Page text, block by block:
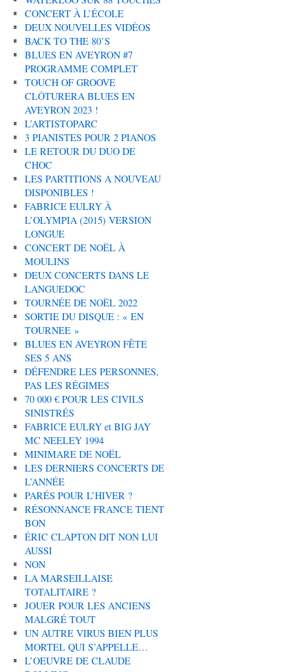
CONCERT À L’ÉCOLE
DEUX NOUVELLES VIDÉOS
BACK TO THE 80’S
BLUES EN AVEYRON #7
PROGRAMME COMPLET
TOUCH OF GROOVE
CLÔTURERA BLUES EN
AVEYRON 2023 !
L’ARTISTOPARC
3 PIANISTES POUR 2 PIANOS
LE RETOUR DU DUO DE
CHOC
LES PARTITIONS A NOUVEAU
DISPONIBLES !
FABRICE EULRY À
L’OLYMPIA (2015) VERSION
LONGUE
CONCERT DE NOËL À
MOULINS
DEUX CONCERTS DANS LE
LANGUEDOC
TOURNÉE DE NOËL 2022
SORTIE DU DISQUE : « EN
TOURNEE »
BLUES EN AVEYRON FÊTE
SES 5 ANS
DÉFENDRE LES PERSONNES,
PAS LES RÉGIMES
70 000 € POUR LES CIVILS
SINISTRÉS
FABRICE EULRY et BIG JAY
MC NEELEY 1994
MINIMARE DE NOËL
LES DERNIERS CONCERTS DE
L’ANNÉE
PARÉS POUR L’HIVER ?
RÉSONNANCE FRANCE TIENT
BON
ÉRIC CLAPTON DIT NON LUI
AUSSI
NON
LA MARSEILLAISE
TOTALITAIRE ?
JOUER POUR LES ANCIENS
MALGRÉ TOUT
UN AUTRE VIRUS BIEN PLUS
MORTEL QUI S’APPELLE…
L’OEUVRE DE CLAUDE